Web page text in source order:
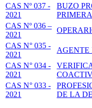
CAS Nº 037 -
2021
BUZO
PRIMERA
CAS Nº 036 –
2021
CAS N° 035 -
2021
AGENTE
CAS N° 034 -
2021
CAS N° 033 -
2021
DE LA